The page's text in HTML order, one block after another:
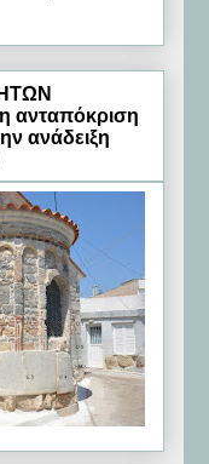
ανταπόκριση
ανάδειξη